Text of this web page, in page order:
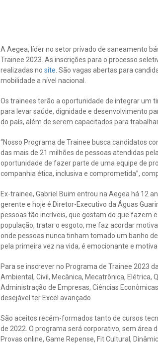
A Aegea, líder no setor privado de saneamento
Trainee 2023. As inscrições para o processo
realizadas no site . São vagas abertas para
mobilidade a nível nacional.
Os trainees terão a oportunidade de integrar um
para levar saúde, dignidade e desenvolvimento
do país, além de serem capacitados para
“Nosso Programa de Trainee busca candidatos
das mais de 21 milhões de pessoas atendidas
oportunidade de fazer parte de uma equipe de
companhia ética, inclusiva e comprometida”,
Ex-trainee, Gabriel Buim entrou na Aegea há 12
gerente e hoje é Diretor-Executivo da Águas
pessoas tão incríveis, que gostam do que fazem
população, tratar o esgoto, me faz acordar
onde pessoas nunca tinham tomado um banho
pela primeira vez na vida, é emocionante e
Para se inscrever no Programa de Trainee 2023
Ambiental, Civil, Mecânica, Mecatrônica, Elétrica,
Administração de Empresas, Ciências
desejável ter Excel avançado.
São aceitos recém-formados tanto de cursos
de 2022. O programa será corporativo, sem área
Provas online, Game Repense, Fit Cultural,